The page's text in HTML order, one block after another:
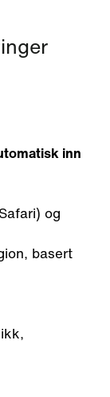
inn
og
basert